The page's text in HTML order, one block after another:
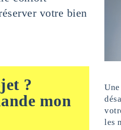
votre bien
?
mon
les